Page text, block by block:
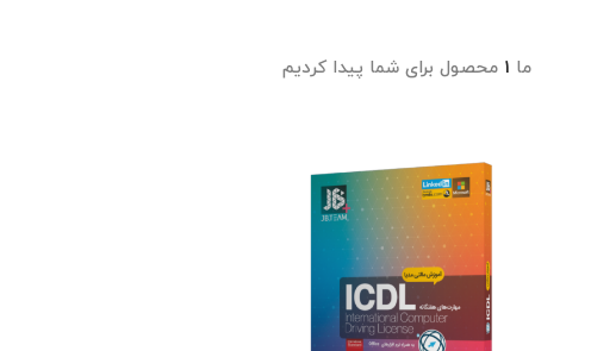
ما ۱ محصول برای شما پیدا کردیم